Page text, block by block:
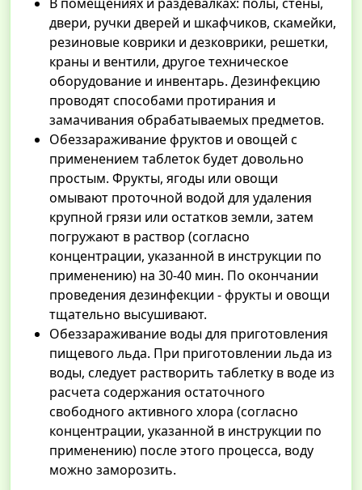
В помещениях и раздевалках: полы, стены,
двери, ручки дверей и шкафчиков, скамейки,
резиновые коврики и дезковрики, решетки,
краны и вентили, другое техническое
оборудование и инвентарь. Дезинфекцию
проводят способами протирания и
замачивания обрабатываемых предметов.
Обеззараживание фруктов и овощей с
применением таблеток будет довольно
простым. Фрукты, ягоды или овощи
омывают проточной водой для удаления
крупной грязи или остатков земли, затем
погружают в раствор (согласно
концентрации, указанной в инструкции по
применению) на 30-40 мин. По окончании
проведения дезинфекции - фрукты и овощи
тщательно высушивают.
Обеззараживание воды для приготовления
пищевого льда. При приготовлении льда из
воды, следует растворить таблетку в воде из
расчета содержания остаточного
свободного активного хлора (согласно
концентрации, указанной в инструкции по
применению) после этого процесса, воду
можно заморозить.